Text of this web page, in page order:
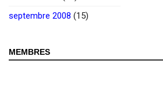
septembre 2008 (15)
MEMBRES